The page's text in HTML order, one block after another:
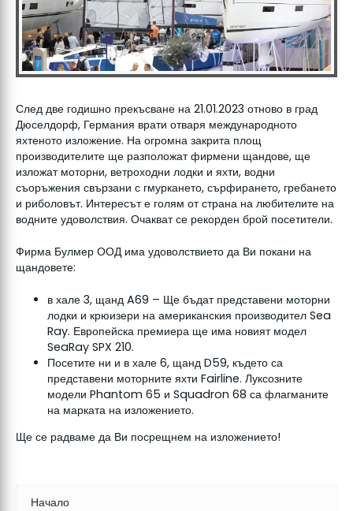
След две годишно прекъсване на 21.01.2023 отново в град
Дюселдорф, Германия врати отваря международното
яхтеното изложение. На огромна закрита площ
производителите ще разположат фирмени щандове, ще
изложат моторни, ветроходни лодки и яхти, водни
съоръжения свързани с гмуркането, сърфирането, гребането
и риболовът. Интересът е голям от страна на любителите на
водните удоволствия. Очакват се рекорден брой посетители.
Фирма Булмер ООД има удоволствието да Ви покани на
щандовете:
в хале 3, щанд A69 – Ще бъдат представени моторни
лодки и крюизери на американския производител Sea
Ray. Европейска премиера ще има новият модел
SeaRay SPX 210.
Посетите ни и в хале 6, щанд D59, където са
представени моторните яхти Fairline. Луксозните
модели Phantom 65 и Squadron 68 са флагманите
на марката на изложението.
Ще се радваме да Ви посрещнем на изложението!
Начало